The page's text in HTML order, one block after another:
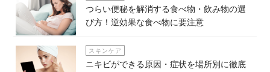
つらい便秘を解消する食べ物・飲み物の選
び方！逆効果な食べ物に要注意
スキンケア
ニキビができる原因・症状を場所別に徹底